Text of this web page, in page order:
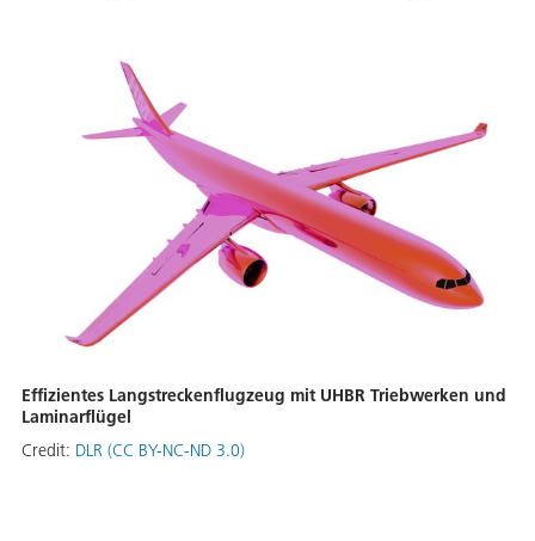
Effizientes Langstreckenflugzeug mit UHBR Triebwerken und
Laminarflügel
Credit: DLR (CC BY-NC-ND 3.0)